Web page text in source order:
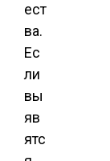
ест
ва.
Ес
ли
вы
яв
ятс